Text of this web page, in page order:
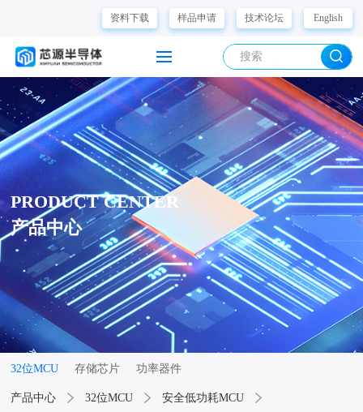
资料下载 样品申请 技术论坛 English
PRODUCT CENTER
产品中心
产品中心 32位MCU
安全低功耗MCU
32位MCU 存储芯片 功率器件